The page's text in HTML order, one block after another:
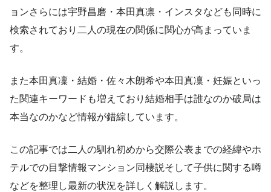
ョンさらには宇野昌磨・本田真凛・インスタなども同時に
検索されており二人の現在の関係に関心が高まっていま
す。
また本田真凜・結婚・佐々木朗希や本田真凜・妊娠といっ
た関連キーワードも増えており結婚相手は誰なのか破局は
本当なのかなど情報が錯綜しています。
この記事では二人の馴れ初めから交際公表までの経緯やホ
テルでの目撃情報マンション同棲説そして子供に関する噂
などを整理し最新の状況を詳しく解説します。